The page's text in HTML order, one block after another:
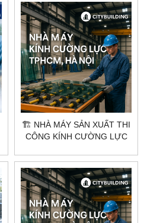
🏗️ NHÀ MÁY SẢN XUẤT THI
CÔNG KÍNH CƯỜNG LỰC
CITYBUILDING